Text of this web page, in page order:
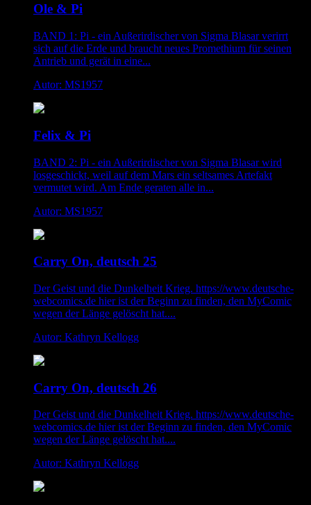
Ole & Pi
BAND 1: Pi - ein Außerirdischer von Sigma Blasar verirrt
sich auf die Erde und braucht neues Promethium für seinen
Antrieb und gerät in eine...
Autor: MS1957
Felix & Pi
BAND 2: Pi - ein Außerirdischer von Sigma Blasar wird
losgeschickt, weil auf dem Mars ein seltsames Artefakt
vermutet wird. Am Ende geraten alle in...
Autor: MS1957
Carry On, deutsch 25
Der Geist und die Dunkelheit Krieg. https://www.deutsche-
webcomics.de hier ist der Beginn zu finden, den MyComic
wegen der Länge gelöscht hat....
Autor: Kathryn Kellogg
Carry On, deutsch 26
Der Geist und die Dunkelheit Krieg. https://www.deutsche-
webcomics.de hier ist der Beginn zu finden, den MyComic
wegen der Länge gelöscht hat....
Autor: Kathryn Kellogg